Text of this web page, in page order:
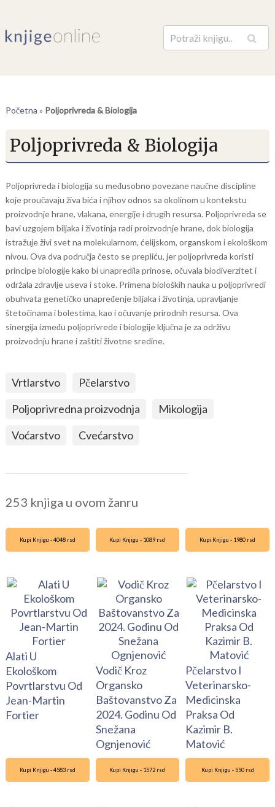
Pretraga
Početna » Poljoprivreda & Biologija
Poljoprivreda & Biologija
Poljoprivreda i biologija su međusobno povezane naučne discipline
koje proučavaju živa bića i njihov odnos sa okolinom u kontekstu
proizvodnje hrane, vlakana, energije i drugih resursa. Poljoprivreda se
bavi uzgojem biljaka i životinja radi proizvodnje hrane, dok biologija
istražuje živi svet na molekularnom, ćelijskom, organskom i ekološkom
nivou. Ova dva područja često se prepliću, jer poljoprivreda koristi
principe biologije kako bi unapredila prinose, očuvala biodiverzitet i
održala zdravlje useva i stoke. Primena bioloških nauka u poljoprivredi
obuhvata genetičko unapređenje biljaka i životinja, upravljanje
štetočinama i bolestima, kao i očuvanje prirodnih resursa. Ova
sinergija između poljoprivrede i biologije ključna je za održivu
proizvodnju hrane i zaštiti životne sredine.
Vrtlarstvo
Pčelarstvo
Poljoprivredna proizvodnja
Mikologija
Voćarstvo
Cvećarstvo
253 knjiga u ovom žanru
Kupi Knjigu - 4048 rsd
Alati U
Ekološkom
Povrtlarstvu Od
Jean-Martin
Fortier
Kupi Knjigu - 1089 rsd
Vodič Kroz
Organsko
Baštovanstvo Za
2024. Godinu Od
Snežana
Ognjenović
Kupi Knjigu - 1980 rsd
Pčelarstvo I
Veterinarsko-
Medicinska
Praksa Od
Kazimir B.
Matović
Kupi Knjigu - 4583 rsd Kupi Knjigu - 1572 rsd Kupi Knjigu - 550 rsd